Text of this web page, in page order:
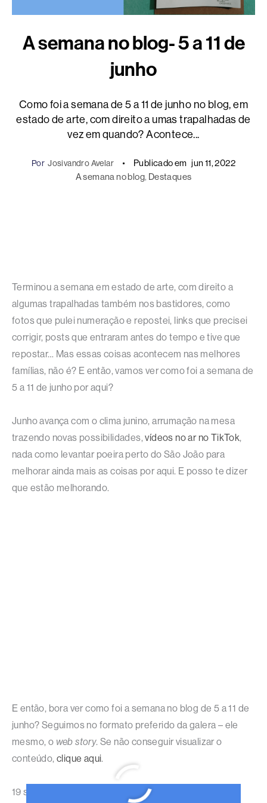
A semana no blog- 5 a 11 de
junho
Como foi a semana de 5 a 11 de junho no blog, em
estado de arte, com direito a umas trapalhadas de
vez em quando? Acontece...
Por Josivandro Avelar Publicado em jun 11, 2022
A semana no blog, Destaques
Terminou a semana em estado de arte, com direito a
algumas trapalhadas também nos bastidores, como
fotos que pulei numeração e repostei, links que precisei
corrigir, posts que entraram antes do tempo e tive que
repostar… Mas essas coisas acontecem nas melhores
famílias, não é? E então, vamos ver como foi a semana de
5 a 11 de junho por aqui?
Junho avança com o clima junino, arrumação na mesa
trazendo novas possibilidades,vídeos no ar no TikTok,
nada como levantar poeira perto do São João para
melhorar ainda mais as coisas por aqui. E posso te dizer
que estão melhorando.
E então, bora ver como foi a semana no blog de 5 a 11 de
junho? Seguimos no formato preferido da galera – ele
mesmo, o web story. Se não conseguir visualizar o
conteúdo,clique aqui.
19 semanas cumpridas sempre fazendo com que uma